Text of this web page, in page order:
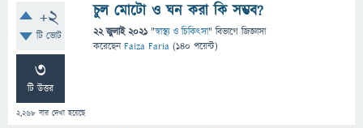
+2
টি ভোট
3
টি উত্তর
2,268 বার দেখা হয়েছে
চুল মোটো ও ঘন করা কি সম্ভব?
22 জুলাই 2021 "স্বাস্থ্য ও চিকিৎসা" বিভাগে জিজ্ঞাসা
করেছেনFaiza Faria (140 পয়েন্ট)